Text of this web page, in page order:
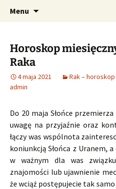
CzaroMarowy
dzienny,
tygodniowy
Profesjonalne
Menu
Horoskop
Raka
4 maja 2021 Rak –
admin
Do 20 maja Słońce
uwagę na przyjaźnie oraz
łączy was wspólnota
koniunkcją Słońca z Uranem,
w ważnym dla was
znajomości lub ujawnienie
że wciąż postępujecie tak